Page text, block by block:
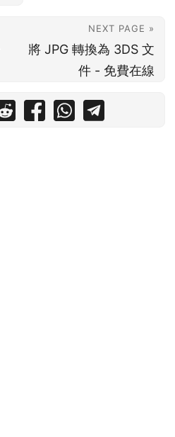
NEXT PAGE »
將 JPG 轉換為 3DS 文
件 - 免費在線